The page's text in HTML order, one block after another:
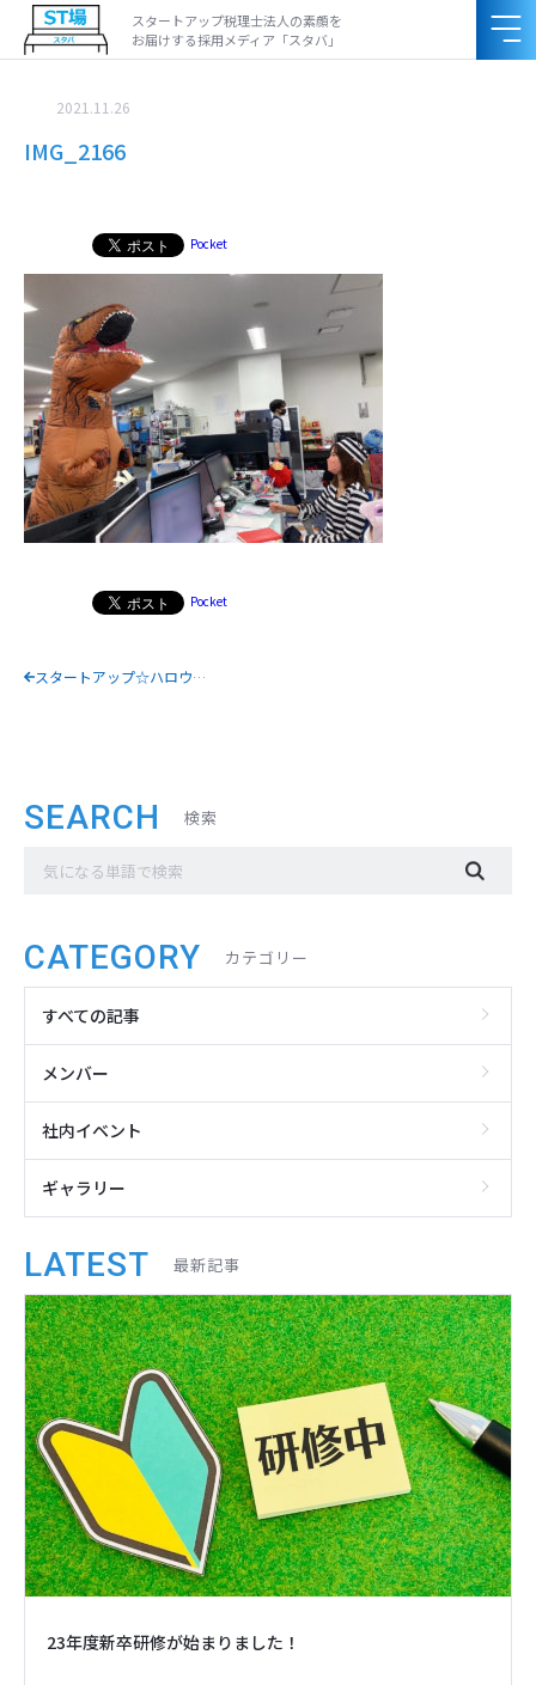
スタートアップ税理士法人の素顔を
お届けする採用メディア「スタバ」
2021.11.26
IMG_2166
Pocket
Pocket
スタートアップ☆ハロウィンナイト2021♪
SEARCH 検索
CATEGORY カテゴリー
すべての記事
メンバー
社内イベント
ギャラリー
LATEST 最新記事
23年度新卒研修が始まりました！